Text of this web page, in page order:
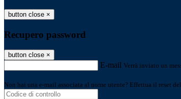
button close ×
Recupero password
button close ×
E-mail Verrà inviato un
Non hai una e-mail associata al nome utente? Effettua il reset